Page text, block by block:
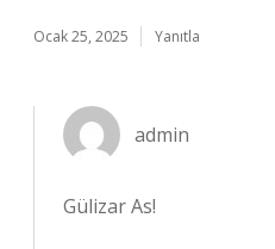
Ocak 25, 2025 Yanıtla
admin
Gülizar As!